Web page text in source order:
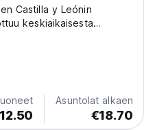
Castilla y Leónin
keskiaikaisesta
Asuntolat alkaen
€18.70